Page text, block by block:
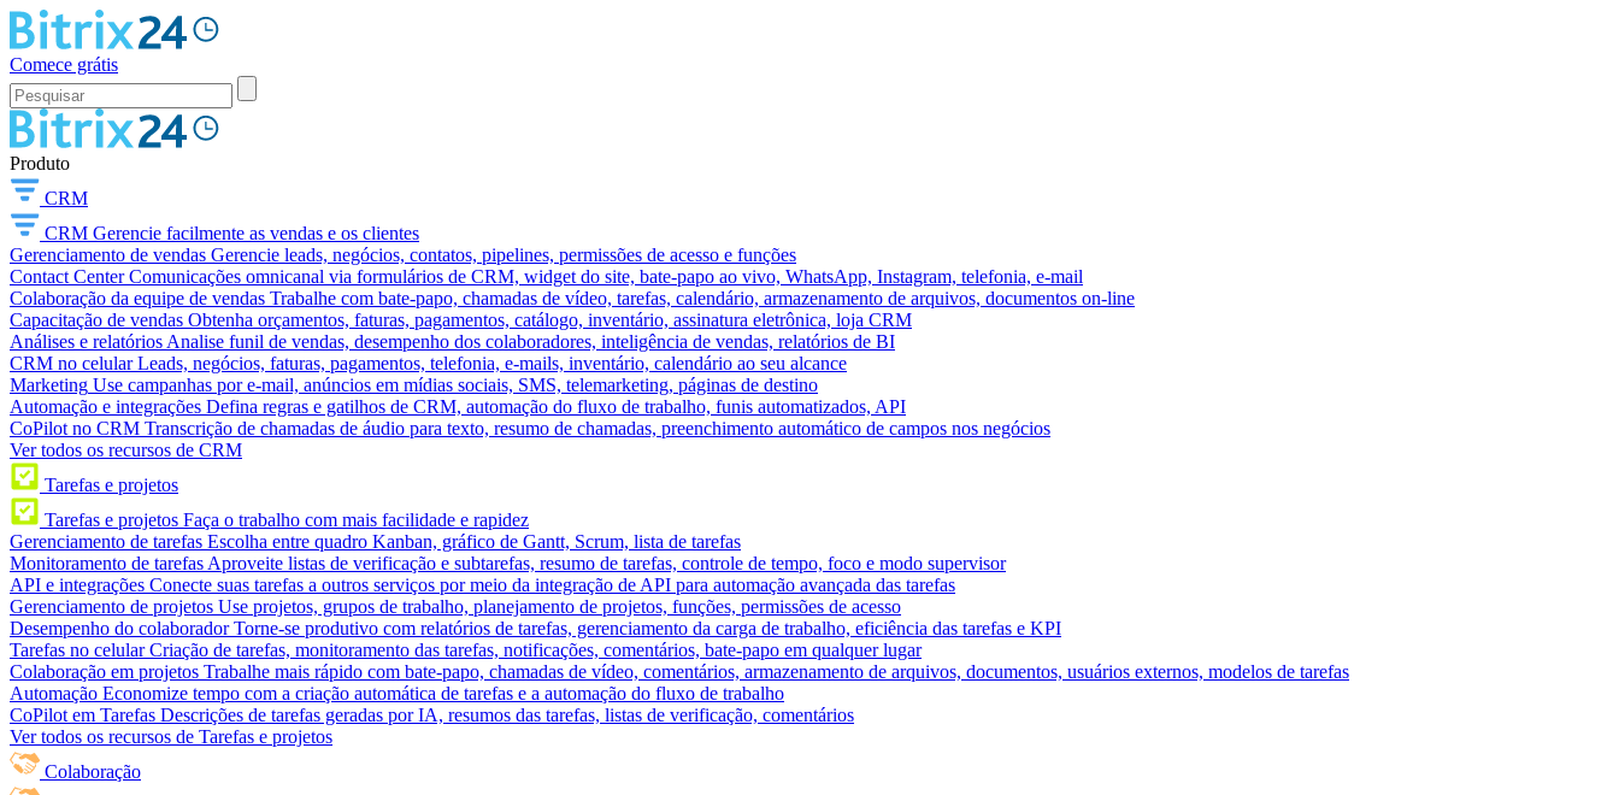
Comece grátis
Produto
CRM
CRM Gerencie facilmente as vendas e os clientes
Gerenciamento de vendas Gerencie leads, negócios, contatos, pipelines, permissões de acesso e funções
Contact Center Comunicações omnicanal via formulários de CRM, widget do site, bate-papo ao vivo, WhatsApp, Instagram, telefonia, e-mail
Colaboração da equipe de vendas Trabalhe com bate-papo, chamadas de vídeo, tarefas, calendário, armazenamento de arquivos, documentos on-line
Capacitação de vendas Obtenha orçamentos, faturas, pagamentos, catálogo, inventário, assinatura eletrônica, loja CRM
Análises e relatórios Analise funil de vendas, desempenho dos colaboradores, inteligência de vendas, relatórios de BI
CRM no celular Leads, negócios, faturas, pagamentos, telefonia, e-mails, inventário, calendário ao seu alcance
Marketing Use campanhas por e-mail, anúncios em mídias sociais, SMS, telemarketing, páginas de destino
Automação e integrações Defina regras e gatilhos de CRM, automação do fluxo de trabalho, funis automatizados, API
CoPilot no CRM Transcrição de chamadas de áudio para texto, resumo de chamadas, preenchimento automático de campos nos negócios
Ver todos os recursos de CRM
Tarefas e projetos
Tarefas e projetos Faça o trabalho com mais facilidade e rapidez
Gerenciamento de tarefas Escolha entre quadro Kanban, gráfico de Gantt, Scrum, lista de tarefas
Monitoramento de tarefas Aproveite listas de verificação e subtarefas, resumo de tarefas, controle de tempo, foco e modo supervisor
API e integrações Conecte suas tarefas a outros serviços por meio da integração de API para automação avançada das tarefas
Gerenciamento de projetos Use projetos, grupos de trabalho, planejamento de projetos, funções, permissões de acesso
Desempenho do colaborador Torne-se produtivo com relatórios de tarefas, gerenciamento da carga de trabalho, eficiência das tarefas e KPI
Tarefas no celular Criação de tarefas, monitoramento das tarefas, notificações, comentários, bate-papo em qualquer lugar
Colaboração em projetos Trabalhe mais rápido com bate-papo, chamadas de vídeo, comentários, armazenamento de arquivos, documentos, usuários externos, modelos de tarefas
Automação Economize tempo com a criação automática de tarefas e a automação do fluxo de trabalho
CoPilot em Tarefas Descrições de tarefas geradas por IA, resumos das tarefas, listas de verificação, comentários
Ver todos os recursos de Tarefas e projetos
Colaboração